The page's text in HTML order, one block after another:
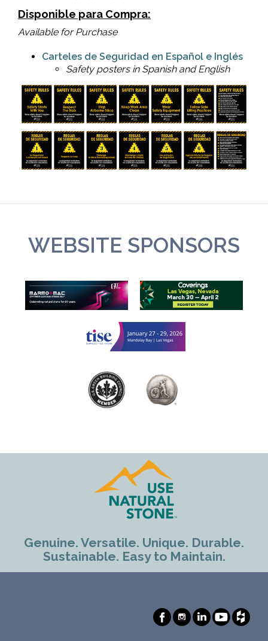
Disponible para Compra:
Available for Purchase
Carteles de Seguridad en Español e Inglés
Safety posters in Spanish and English
WEBSITE SPONSORS
Genuine. Versatile. Unique. Durable.
Sustainable. Easy to Maintain.